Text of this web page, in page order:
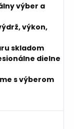
výber a
výkon,
skladom
dielne
s výberom